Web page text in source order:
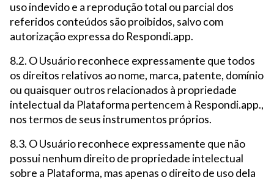
uso indevido e a reprodução total ou parcial dos
referidos conteúdos são proibidos, salvo com
autorização expressa do Respondi.app.
8.2. O Usuário reconhece expressamente que todos
os direitos relativos ao nome, marca, patente, domínio
ou quaisquer outros relacionados à propriedade
intelectual da Plataforma pertencem à Respondi.app.,
nos termos de seus instrumentos próprios.
8.3. O Usuário reconhece expressamente que não
possui nenhum direito de propriedade intelectual
sobre a Plataforma, mas apenas o direito de uso dela